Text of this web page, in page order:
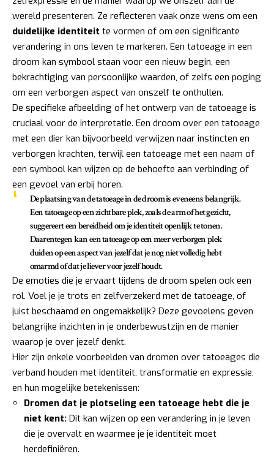
wereld presenteren. Ze reflecteren vaak onze wens om een
duidelijke identiteit te vormen of om een significante
verandering in ons leven te markeren. Een tatoeage in een
droom kan symbool staan voor een nieuw begin, een
bekrachtiging van persoonlijke waarden, of zelfs een poging
om een verborgen aspect van onszelf te onthullen.
De specifieke afbeelding of het ontwerp van de tatoeage is
cruciaal voor de interpretatie. Een droom over een tatoeage
met een dier kan bijvoorbeeld verwijzen naar instincten en
verborgen krachten, terwijl een tatoeage met een naam of
een symbool kan wijzen op de behoefte aan verbinding of
een gevoel van erbij horen.
De plaatsing van de tatoeage in de droom is eveneens belangrijk.
Een tatoeage op een zichtbare plek, zoals de arm of het gezicht,
suggereert een bereidheid om je identiteit openlijk te tonen.
Daarentegen kan een tatoeage op een meer verborgen plek
duiden op een aspect van jezelf dat je nog niet volledig hebt
omarmd of dat je liever voor jezelf houdt.
De emoties die je ervaart tijdens de droom spelen ook een
rol. Voel je je trots en zelfverzekerd met de tatoeage, of
juist beschaamd en ongemakkelijk? Deze gevoelens geven
belangrijke inzichten in je onderbewustzijn en de manier
waarop je over jezelf denkt.
Hier zijn enkele voorbeelden van dromen over tatoeages die
verband houden met identiteit, transformatie en expressie,
en hun mogelijke betekenissen:
Dromen dat je plotseling een tatoeage hebt die je
niet kent: Dit kan wijzen op een verandering in je leven
die je overvalt en waarmee je je identiteit moet
herdefiniëren.